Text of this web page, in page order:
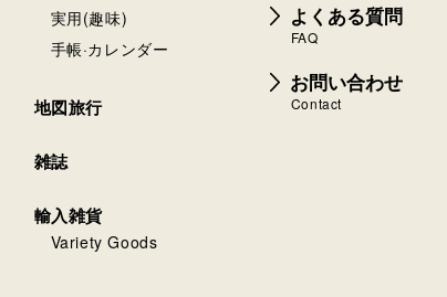
実用(趣味)
手帳·カレンダー
地図旅行
雑誌
輸入雑貨
Variety Goods
よくある質問
FAQ
お問い合わせ
Contact